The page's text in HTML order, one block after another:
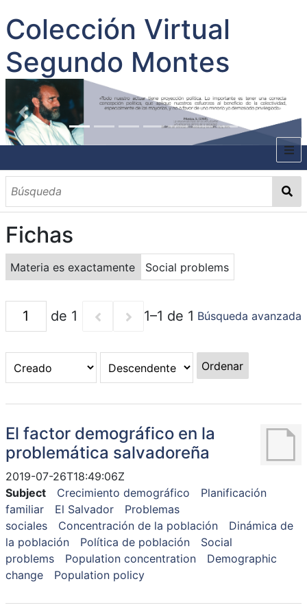
Colección Virtual
Segundo Montes
INICIO
SOBRE EL AUTOR
CONTENIDO
TODOS LOS DOCUMENTOS
CATEGORIAS
OBRAS SOBRE EL AUTOR P. SEGUNDO MONTES
MATERIAS
PALABRAS CLAVES
MULTIMEDIA
Fichas
Materia es exactamente Social problems
de 1 1–1 de 1 Búsqueda avanzada
Ordenar
El factor demográfico en la
problemática salvadoreña
2019-07-26T18:49:06Z
Subject
Crecimiento demográfico
Planificación
familiar
El Salvador
Problemas
sociales
Concentración de la población
Dinámica de
la población
Política de población
Social
problems
Population concentration
Demographic
change
Population policy